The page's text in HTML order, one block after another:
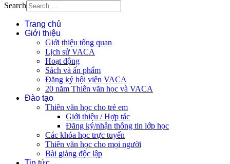
Search
Trang chủ
Giới thiệu
Giới thiệu tổng quan
Lịch sử VACA
Hoạt động
Sách và ấn phẩm
Đăng ký hội viên VACA
20 năm Thiên văn học và VACA
Đào tạo
Thiên văn học cho trẻ em
Giới thiệu / Hợp tác
Đăng ký/nhận thông tin lớp học
Các khóa học trực tuyến
Thiên văn học cho mọi người
Bài giảng độc lập